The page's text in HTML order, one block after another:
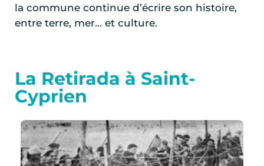
la commune continue d’écrire son histoire,
entre terre, mer… et culture.
La Retirada à Saint-
Cyprien